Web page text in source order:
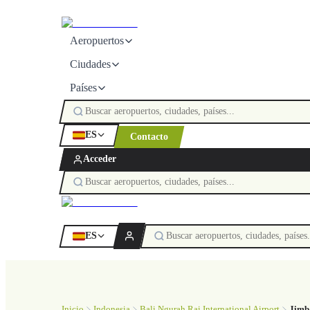
Aeropuertos
Ciudades
Países
ES Contacto
Acceder
ES